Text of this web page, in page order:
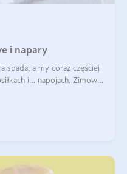
i napary
spada, a my coraz częściej
i… napojach. Zimowe